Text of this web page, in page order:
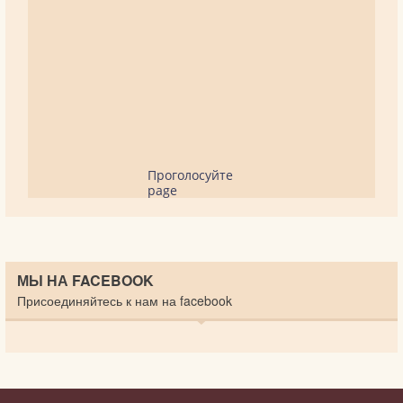
Проголосуйте
page
МЫ НА FACEBOOK
Присоединяйтесь к нам на facebook